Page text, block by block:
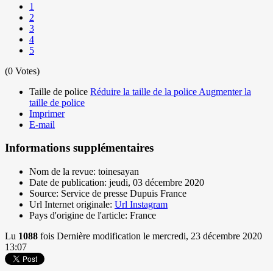
1
2
3
4
5
(0 Votes)
Taille de police Réduire la taille de la police Augmenter la
taille de police
Imprimer
E-mail
Informations supplémentaires
Nom de la revue: toinesayan
Date de publication: jeudi, 03 décembre 2020
Source: Service de presse Dupuis France
Url Internet originale: Url Instagram
Pays d'origine de l'article: France
Lu 1088 fois Dernière modification le mercredi, 23 décembre 2020
13:07